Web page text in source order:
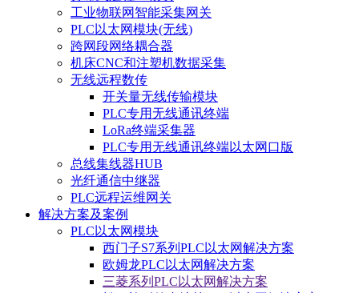
工业物联网智能采集网关
PLC以太网模块(无线)
跨网段网络耦合器
机床CNC和注塑机数据采集
无线远程数传
开关量无线传输模块
PLC专用无线通讯终端
LoRa终端采集器
PLC专用无线通讯终端以太网口版
总线集线器HUB
光纤通信中继器
PLC远程运维网关
解决方案及案例
PLC以太网模块
西门子S7系列PLC以太网解决方案
欧姆龙PLC以太网解决方案
三菱系列PLC以太网解决方案